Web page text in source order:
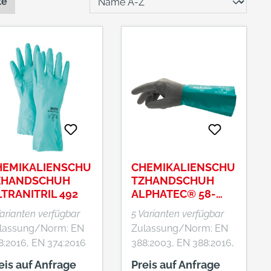
492
verfügbar
Norm: EN
EN 374:2016
•
auf Anfrage
CHEMIKALIENSCHU
TZHANDSCHUH
ALPHATEC® 58-
535W
5 Varianten verfügbar
Zulassung/Norm: EN
388:2003, EN 388:2016,
EN ISO 374-1:2016
Preis auf Anfrage